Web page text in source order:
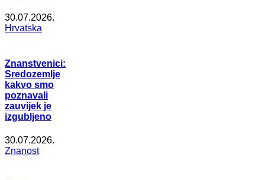
30.07.2026.
Hrvatska
Znanstvenici:
Sredozemlje
kakvo smo
poznavali
zauvijek je
izgubljeno
30.07.2026.
Znanost